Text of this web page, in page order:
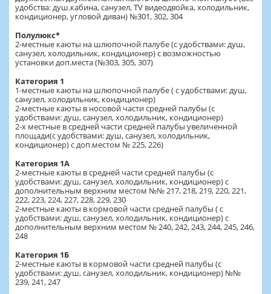
удобства: душ.кабина, санузел, TV видеодвойка, холодильник,
кондиционер, угловой диван) №301, 302, 304
Полулюкс*
2-местные каюты на шлюпочной палубе (с удобствами: душ,
санузел, холодильник, кондиционер) с возможностью
установки доп.места (№303, 305, 307)
Категория 1
1-местные каюты на шлюпочной палубе ( с удобствами: душ,
санузел, холодильник, кондиционер)
2-местные каюты в носовой части средней палубы (с
удобствами: душ, санузел, холодильник, кондиционер)
2-х местные в средней части средней палубы увеличенной
площади(с удобствами: душ, санузел, холодильник,
кондиционер) с доп.местом № 225, 226)
Категория 1А
2-местные каюты в средней части средней палубы (с
удобствами: душ, санузел, холодильник, кондиционер) с
дополнительным верхним местом №№ 217, 218, 219, 220, 221,
222, 223, 224, 227, 228, 229, 230
2-местные каюты в кормовой части средней палубы ( с
удобствами: душ, санузел, холодильник, кондиционер) с
дополнительным верхним местом № 240, 242, 243, 244, 245, 246,
248
Категория 1Б
2-местные каюты в кормовой части средней палубы (с
удобствами: душ, санузел, холодильник, кондиционер) №№
239, 241, 247